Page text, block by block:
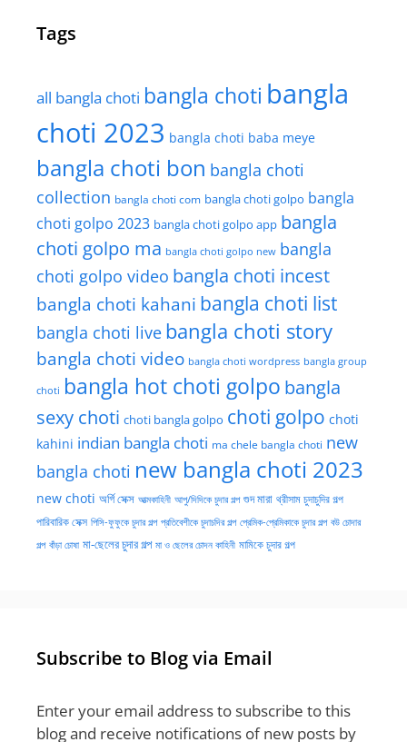
Tags
all bangla choti bangla choti bangla
choti 2023 bangla choti baba meye
bangla choti bon bangla choti
collection bangla choti com bangla choti golpo bangla
choti golpo 2023 bangla choti golpo app bangla
choti golpo ma bangla choti golpo new bangla
choti golpo video bangla choti incest
bangla choti kahani bangla choti list
bangla choti live bangla choti story
bangla choti video bangla choti wordpress bangla group
choti bangla hot choti golpo bangla
sexy choti choti bangla golpo choti golpo choti
kahini indian bangla choti ma chele bangla choti new
bangla choti new bangla choti 2023
new choti অর্গি সেক্স আত্মকাহিনী আপু/দিদিকে চুদার গল্প গুদ মারা থ্রীসাম চুদাচুদির গল্প
পারিবারিক সেক্স পিসি-ফুফুকে চুদার গল্প প্রতিবেশীকে চুদাচদির গল্প প্রেমিক-প্রেমিকাকে চুদার গল্প বউ চোদার
গল্প বাঁড়া চোষা মা-ছেলের চুদার গল্প মা ও ছেলের চোদন কাহিনী মামিকে চুদার গল্প
Subscribe to Blog via Email
Enter your email address to subscribe to this
blog and receive notifications of new posts by